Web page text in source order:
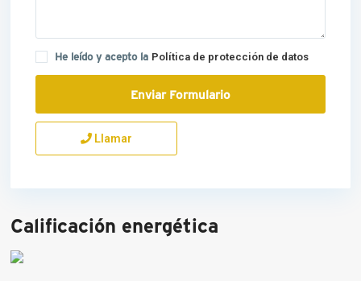
He leído y acepto la Política de protección de datos
Llamar
Calificación energética